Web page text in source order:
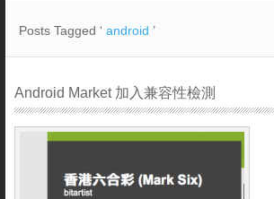
Posts Tagged ‘ android ’
Android Market 加入兼容性檢測